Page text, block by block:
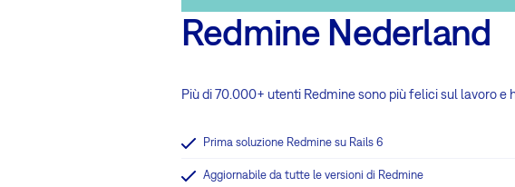
Redmine Nederland
Più di 70.000+ utenti Redmine sono più felici sul lavoro e
Prima soluzione Redmine su Rails 6
Aggiornabile da tutte le versioni di Redmine